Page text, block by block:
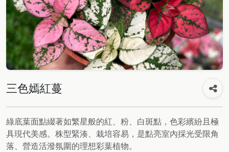
三色嫣紅蔓
綠底葉面點綴著如繁星般的紅、粉、白斑點，色彩繽紛且極
具現代美感。株型緊湊、栽培容易，是點亮室內採光受限角
落、營造活潑氛圍的理想彩葉植物。